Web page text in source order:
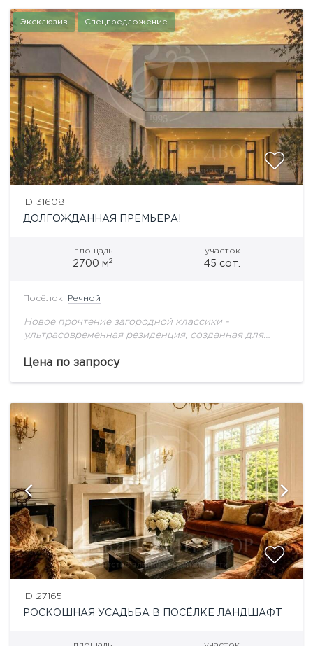
Эксклюзив Спецпредложение
ID 31608
ДОЛГОЖДАННАЯ ПРЕМЬЕРА!
площадь
2700 м2
участок
45 сот.
Посёлок: Речной
Новое прочтение загородной классики -
ультрасовременная резиденция, созданная для
Цена по запросу
ID 27165
РОСКОШНАЯ УСАДЬБА В ПОСЁЛКЕ ЛАНДШАФТ